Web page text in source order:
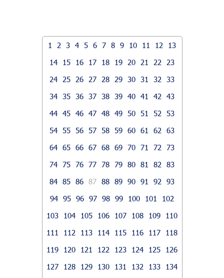
1 2 3 4 5 6 7 8 9 10 11 12
13
14
15 16 17 18 19 20 21 22
23
24
25 26 27 28 29 30 31 32
33
34 35 36 37 38 39 40 41 42
43
44 45 46 47 48 49 50 51 52
53
54 55 56 57 58 59 60 61 62
63
64 65 66 67 68 69 70 71 72
73
74 75 76 77 78 79 80 81 82
83
84 85 86 87 88 89 90 91 92
93
94 95 96 97 98 99 100 101
102
103
104 105 106 107 108 109
110
111
112 113 114 115 116 117
118
119
120 121 122 123 124 125
126
127
128 129 130 131 132 133
134